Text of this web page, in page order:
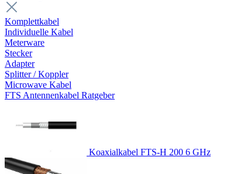
Komplettkabel
Individuelle Kabel
Meterware
Stecker
Adapter
Splitter / Koppler
Microwave Kabel
FTS Antennenkabel Ratgeber
Koaxialkabel FTS-H 200 6 GHz